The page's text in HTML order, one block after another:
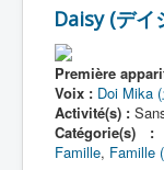
Daisy (デイ
Première
Voix : Doi Mika
Activité(s) :
Catégorie(s) :
Famille, Famille